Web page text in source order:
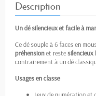
Description
Un dé silencieux et facile à
Ce dé souple à 6 faces en
préhensionet restesilencieux
contrairement à un dé
Usages en classe